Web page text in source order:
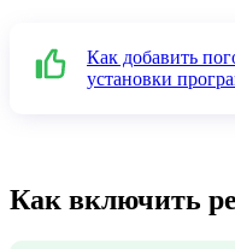
Как добавить
установки
Как включить